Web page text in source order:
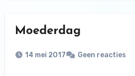
Moederdag
14 mei 2017 Geen reacties